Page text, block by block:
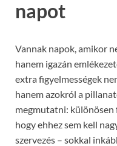
napot
Vannak napok, amikor
hanem igazán
extra figyelmességek
hanem azokról a
megmutatni: különösen
hogy ehhez sem kell
szervezés – sokkal